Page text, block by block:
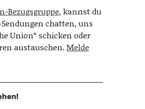
Bezugsgruppe, kannst du
chatten, uns
Union“ schicken oder
austauschen.Melde